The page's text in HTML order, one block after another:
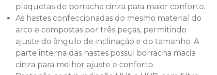
plaquetas de borracha cinza para maior conforto.
As hastes confeccionadas do mesmo material do
arco e compostas por três peças, permitindo
ajuste do ângulo de inclinação e do tamanho. A
parte interna das hastes possui borracha macia
cinza para melhor ajuste e conforto.